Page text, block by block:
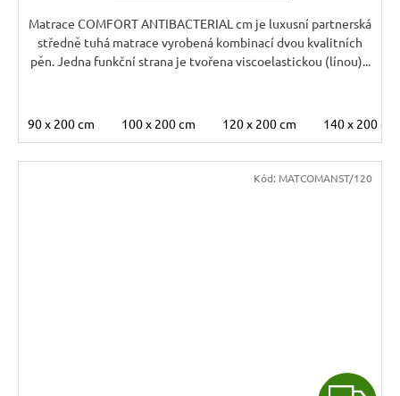
A
Matrace COMFORT ANTIBACTERIAL cm je luxusní partnerská
středně tuhá matrace vyrobená kombinací dvou kvalitních
pěn. Jedna funkční strana je tvořena viscoelastickou (línou)...
90 x 200 cm 100 x 200 cm 120 x 200 cm 140 x 200 cm
Kód: MATCOMANST/120